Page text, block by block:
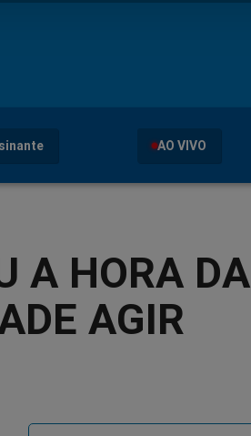
AO VIVO
A HORA DA
AGIR